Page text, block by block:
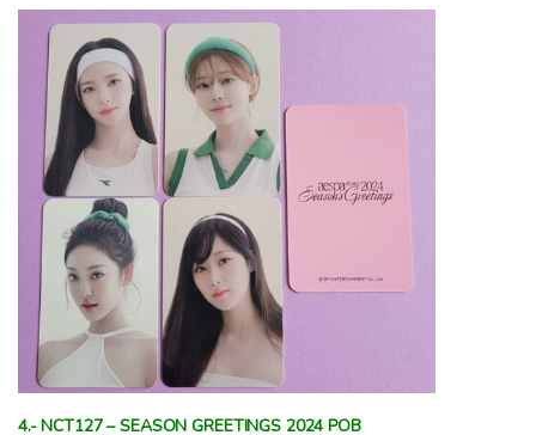
4.- NCT127 – SEASON GREETINGS 2024 POB